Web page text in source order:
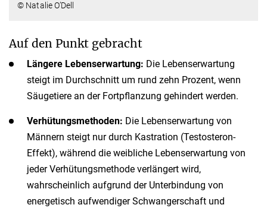
© Natalie O’Dell
Auf den Punkt gebracht
Längere Lebenserwartung: Die Lebenserwartung
steigt im Durchschnitt um rund zehn Prozent, wenn
Säugetiere an der Fortpflanzung gehindert werden.
Verhütungsmethoden: Die Lebenserwartung von
Männern steigt nur durch Kastration (Testosteron-
Effekt), während die weibliche Lebenserwartung von
jeder Verhütungsmethode verlängert wird,
wahrscheinlich aufgrund der Unterbindung von
energetisch aufwendiger Schwangerschaft und